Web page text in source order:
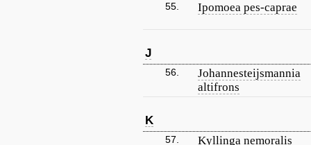
55. Ipomoea pes-caprae
J
56.
Johannesteijsmannia
altifrons
K
57. Kyllinga nemoralis